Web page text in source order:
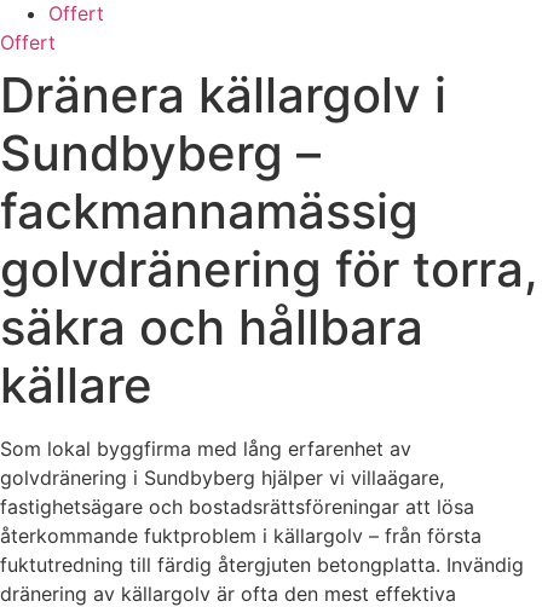
Offert
Offert
Dränera källargolv i
Sundbyberg –
fackmannamässig
golvdränering för torra,
säkra och hållbara
källare
Som lokal byggfirma med lång erfarenhet av
golvdränering i Sundbyberg hjälper vi villaägare,
fastighetsägare och bostadsrättsföreningar att lösa
återkommande fuktproblem i källargolv – från första
fuktutredning till färdig återgjuten betongplatta. Invändig
dränering av källargolv är ofta den mest effektiva